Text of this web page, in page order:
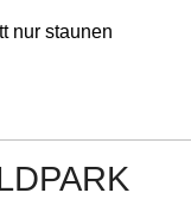
nur staunen